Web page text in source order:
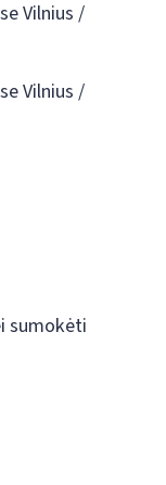
Vilnius /
Vilnius /
sumokėti